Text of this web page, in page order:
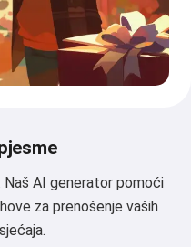
AI generator pomoći
za prenošenje vaših